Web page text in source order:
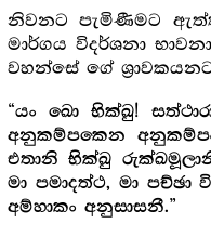
නිවනට පැමිණීමට
මාර්ගය විදර්ශනා
වහන්සේ ගේ
“යං ඛො භික්ඛු!
අනුකම්පකෙන
එතානි භික්ඛු
මා පමාදත්ථ, මා
අම්හාකං අනුසාසනී.”